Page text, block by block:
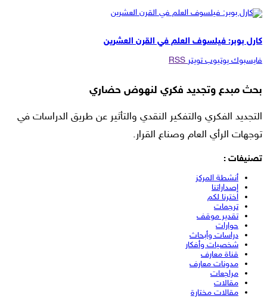
كارل بوبر: فيلسوف العلم في القرن العشرين
فايسبوك يوتيوب تويتر RSS
بحث مبدع وتجديد فكري لنهوض حضاري
التجديد الفكري والتفكير النقدي والتأثير عن طريق الدراسات في
توجهات الرأي العام وصناع القرار.
تصنيفات :
أنشطة المركز
إصداراتنا
اخترنا لكم
ترجمات
تقدير موقف
حوارات
دراسات وأبحاث
شخصيات وأفكار
قناة معارف
مدونات معارف
مراجعات
مقالات
مقالات مختارة